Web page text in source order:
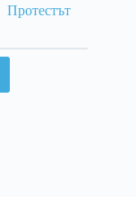
Протестът